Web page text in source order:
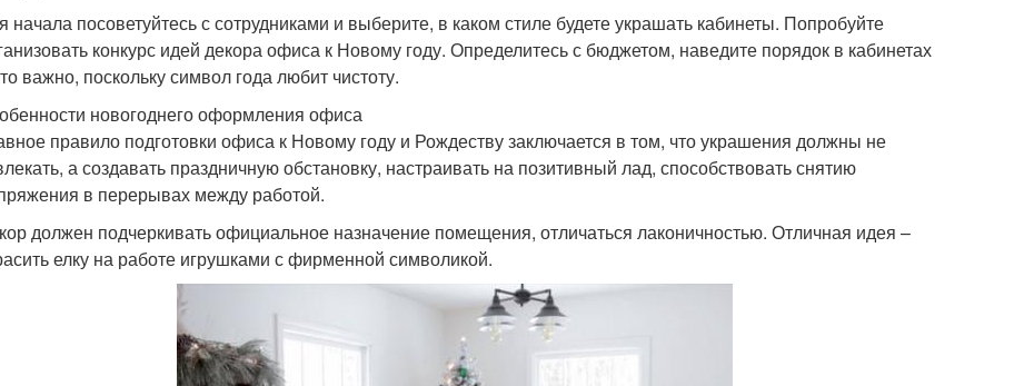
начала посоветуйтесь с сотрудниками и выберите, в каком стиле будете украшать кабинеты. Попробуйте
конкурс идей декора офиса к Новому году. Определитесь с бюджетом, наведите порядок в кабинетах
важно, поскольку символ года любит чистоту.
новогоднего оформления офиса
правило подготовки офиса к Новому году и Рождеству заключается в том, что украшения должны не
а создавать праздничную обстановку, настраивать на позитивный лад, способствовать снятию
в перерывах между работой.
должен подчеркивать официальное назначение помещения, отличаться лаконичностью. Отличная идея –
елку на работе игрушками с фирменной символикой.